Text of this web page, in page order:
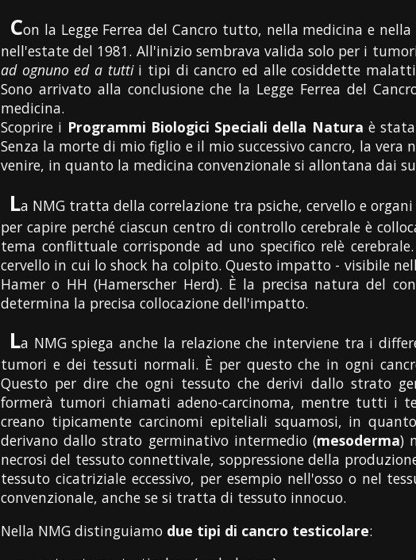
Con la Legge Ferrea del Cancro tutto, nella medicina e
nell'estate del 1981. All'inizio sembrava valida solo per i
ad ognuno ed a tuttii tipi di cancro ed alle cosiddette
Sono arrivato alla conclusione che la Legge Ferrea del
medicina.
Scoprire i Programmi Biologici Speciali della Natura è
Senza la morte di mio figlio e il mio successivo cancro, la
venire, in quanto la medicina convenzionale si allontana dai
La NMG tratta della correlazione tra psiche, cervello e
per capire perché ciascun centro di controllo cerebrale è
tema conflittuale corrisponde ad uno specifico relè
cervello in cui lo shock ha colpito. Questo impatto - visibile
Hamer o HH (Hamerscher Herd). È la precisa natura del
determina la precisa collocazione dell'impatto.
La NMG spiega anche la relazione che interviene tra i
tumori e dei tessuti normali. È per questo che in ogni
Questo per dire che ogni tessuto che derivi dallo strato
formerà tumori chiamati adeno-carcinoma, mentre tutti i
creano tipicamente carcinomi epiteliali squamosi, in
derivano dallo strato germinativo intermedio (mesoderma)
necrosi del tessuto connettivale, soppressione della
tessuto cicatriziale eccessivo, per esempio nell'osso o nel
convenzionale, anche se si tratta di tessuto innocuo.
Nella NMG distinguiamo due tipi di cancro testicolare: